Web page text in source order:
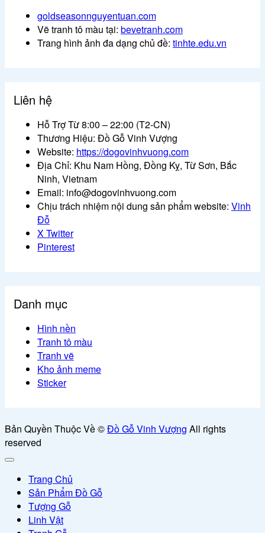
goldseasonnguyentuan.com
Vẽ tranh tô màu tại: bevetranh.com
Trang hình ảnh đa dạng chủ đề: tinhte.edu.vn
Liên hệ
Hỗ Trợ Từ 8:00 – 22:00 (T2-CN)
Thương Hiệu: Đồ Gỗ Vinh Vượng
Website: https://dogovinhvuong.com
Địa Chỉ: Khu Nam Hồng, Đồng Kỵ, Từ Sơn, Bắc
Ninh, Vietnam
Email: info@dogovinhvuong.com
Chịu trách nhiệm nội dung sản phẩm website: Vinh
Đỗ
X Twitter
Pinterest
Danh mục
Hình nền
Tranh tô màu
Tranh vẽ
Kho ảnh meme
Sticker
Bản Quyền Thuộc Về ©Đồ Gỗ Vinh Vượng All rights
reserved
Trang Chủ
Sản Phẩm Đồ Gỗ
Tượng Gỗ
Linh Vật